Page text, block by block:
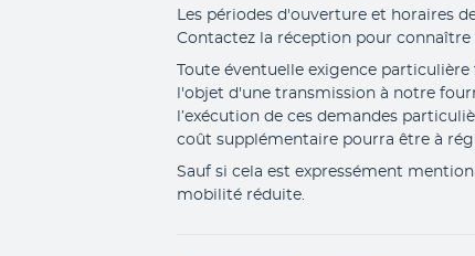
Les périodes d'ouverture et horaires
Contactez la réception pour
Toute éventuelle exigence
l'objet d'une transmission à notre
l’exécution de ces demandes
coût supplémentaire pourra être à
Sauf si cela est expressément
mobilité réduite.